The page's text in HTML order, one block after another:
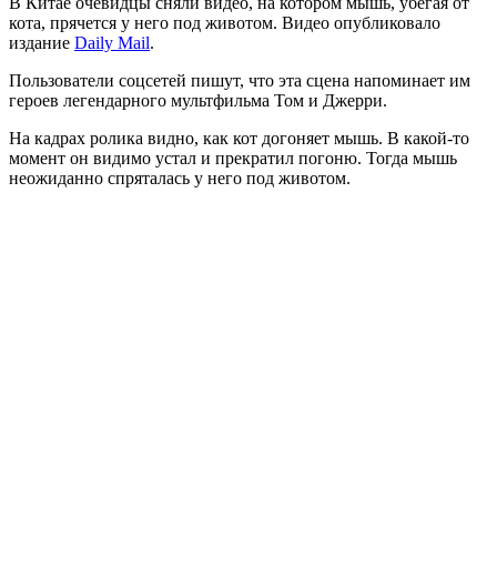
кота, прячется у него под животом. Видео опубликовало
издание Daily Mail.
Пользователи соцсетей пишут, что эта сцена напоминает им
героев легендарного мультфильма Том и Джерри.
На кадрах ролика видно, как кот догоняет мышь. В какой-то
момент он видимо устал и прекратил погоню. Тогда мышь
неожиданно спряталась у него под животом.